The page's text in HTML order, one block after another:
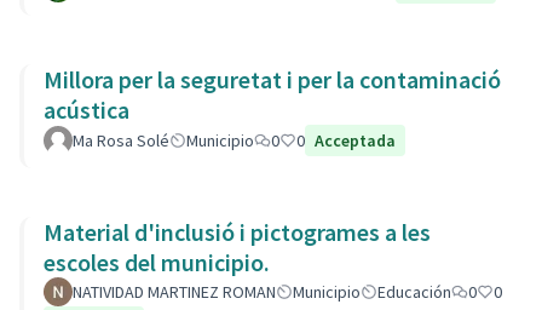
Millora per la seguretat i per la contaminació
acústica
Ma Rosa Solé Municipio 0 0 Acceptada
Material d'inclusió i pictogrames a les
escoles del municipio.
NATIVIDAD MARTINEZ ROMAN Municipio Educación 0
0